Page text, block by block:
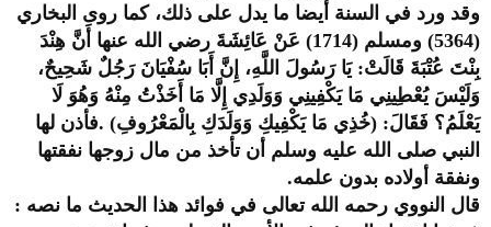
وقد ورد في السنة أيضا ما يدل على ذلك، كما روى البخاري
(5364) ومسلم (1714) عَنْ عَائِشَةَ رضي الله عنها أَنَّ هِنْدَ
بِنْتَ عُتْبَةَ قَالَتْ: يَا رَسُولَ اللَّهِ، إِنَّ أَبَا سُفْيَانَ رَجُلٌ شَحِيحٌ،
وَلَيْسَ يُعْطِينِي مَا يَكْفِينِي وَوَلَدِي إِلَّا مَا أَخَذْتُ مِنْهُ وَهُوَ لَا
يَعْلَمُ؟ فَقَالَ: (خُذِي مَا يَكْفِيكِ وَوَلَدَكِ بِالْمَعْرُوفِ) .فأذن لها
النبي صلى الله عليه وسلم أن تأخذ من مال زوجها نفقتها
ونفقة أولاده بدون علمه.
قال النووي رحمه الله تعالى في فوائد هذا الحديث ما نصه :